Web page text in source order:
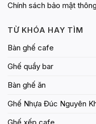
Chính sách bảo mật
TỪ KHÓA HAY TÌM
Bàn ghế cafe
Ghế quầy bar
Bàn ghế ăn
Ghế Nhựa Đúc Nguyên